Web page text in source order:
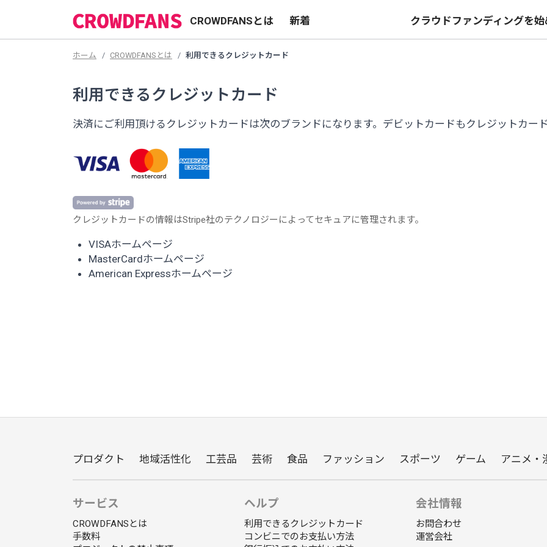
CROWDFANSとは 新着 クラウドファンディングを始
ホーム CROWDFANSとは 利用できるクレジットカード
利用できるクレジットカード
決済にご利用頂けるクレジットカードは次のブランドになります。デビットカードもクレジットカー
クレジットカードの情報はStripe社のテクノロジーによってセキュアに管理されます。
VISAホームページ
MasterCardホームページ
American Expressホームページ
プロダクト 地域活性化 工芸品 芸術 食品 ファッション スポーツ ゲーム アニメ・
サービス
CROWDFANSとは
手数料
ヘルプ
利用できるクレジットカード
コンビニでのお支払い方法
会社情報
お問合わせ
運営会社